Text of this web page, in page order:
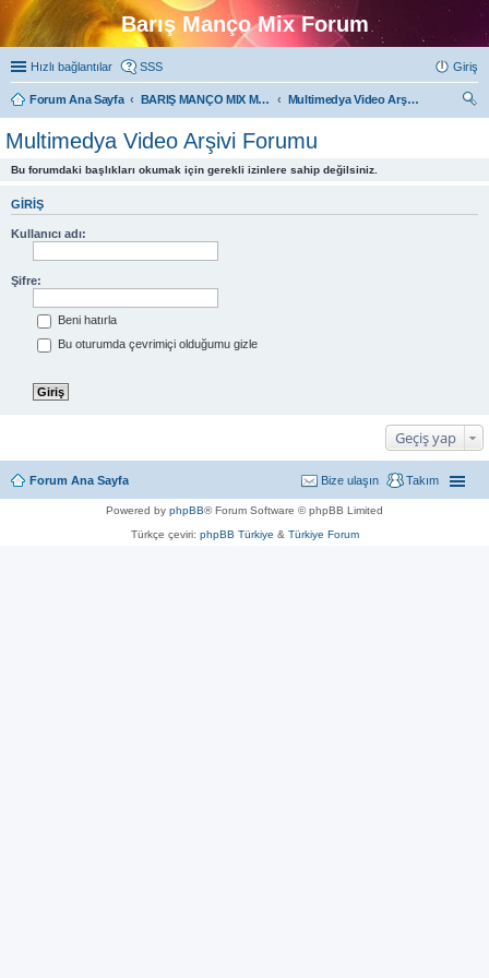
Barış Manço Mix Forum
Hızlı bağlantılar SSS Giriş
Forum Ana Sayfa BARIŞ MANÇO MIX MULTIMEDYA FORUMLARI
Multimedya Video Arşivi Forumu
Multimedya Video Arşivi Forumu
Bu forumdaki başlıkları okumak için gerekli izinlere sahip değilsiniz.
GIRIŞ
Kullanıcı adı:
Şifre:
Beni hatırla
Bu oturumda çevrimiçi olduğumu gizle
Geçiş yap
Forum Ana Sayfa Takım
Bize ulaşın
Powered by phpBB® Forum Software © phpBB Limited
Türkçe çeviri: phpBB Türkiye & Türkiye Forum